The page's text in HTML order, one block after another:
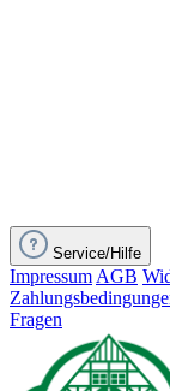
Service/Hilfe
Impressum AGB
Fragen